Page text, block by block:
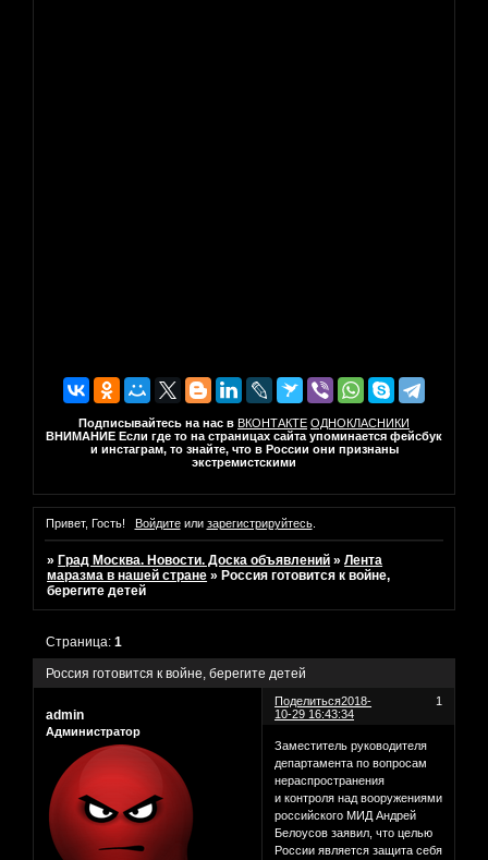
Подписывайтесь на нас в ВКОНТАКТЕ ОДНОКЛАСНИКИ
ВНИМАНИЕ Если где то на страницах сайта упоминается фейсбук
и инстаграм, то знайте, что в России они признаны
экстремистскими
Привет, Гость! Войдитеили зарегистрируйтесь.
» Град Москва. Новости. Доска объявлений »Лента
маразма в нашей стране » Россия готовится к войне,
берегите детей
Россия готовится к войне, берегите детей
Страница:1
Поделиться 1
2018-
10-29 16:43:34
admin
Администратор
Заместитель руководителя
департамента по вопросам
нераспространения
и контроля над вооружениями
российского МИД Андрей
Белоусов заявил, что целью
России является защита себя